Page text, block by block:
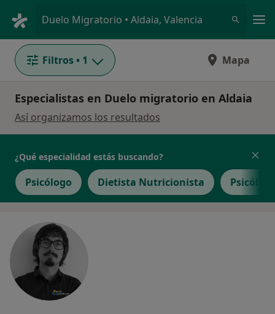
Duelo Migratorio • Aldaia, Valencia
Filtros • 1 Mapa
Especialistas en Duelo migratorio en Aldaia
Así organizamos los resultados
¿Qué especialidad estás buscando?
Psicólogo Dietista Nutricionista